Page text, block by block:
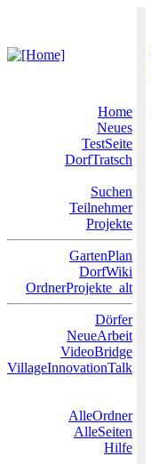
Home
Neues
TestSeite
DorfTratsch
Suchen
Teilnehmer
Projekte
GartenPlan
DorfWiki
OrdnerProjekte_alt
Dörfer
NeueArbeit
VideoBridge
VillageInnovationTalk
AlleOrdner
AlleSeiten
Hilfe